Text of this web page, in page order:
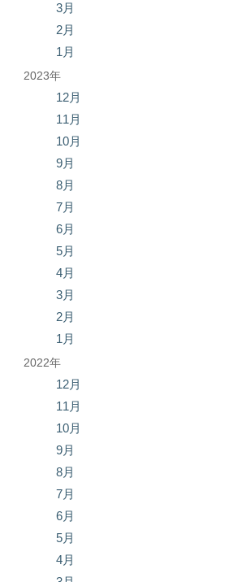
3月
2月
1月
2023年
12月
11月
10月
9月
8月
7月
6月
5月
4月
3月
2月
1月
2022年
12月
11月
10月
9月
8月
7月
6月
5月
4月